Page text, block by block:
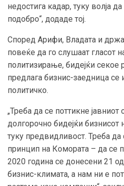
недостига кадар, туку волја
подобро“, додаде тој.
Според Арифи, Владата и
повеќе да го слушаат гласот
политизирање, бидејќи
предлага бизнис-заедница се
политичко.
„Треба да се поттикне
долгорочно бидејќи бизнисот
туку предвидливост. Треба да
принцип на Комората – да се
2020 година се донесени 21
бизнис-климата, а нам ни е